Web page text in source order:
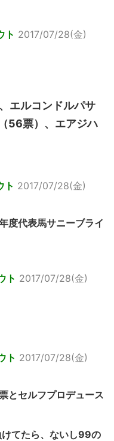
ト 2017/07/28(金)
エルコンドルパサ
56票）、エアジハ
ト 2017/07/28(金)
度代表馬サニーブライ
ト 2017/07/28(金)
ト 2017/07/28(金)
とセルフプロデュース
てたら、ないし99の